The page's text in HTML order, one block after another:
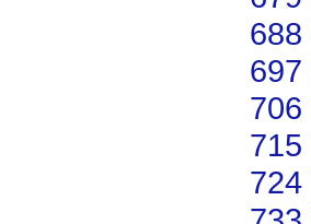
688
697
706
715
724